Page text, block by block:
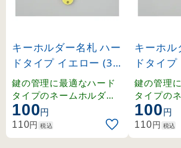
キーホルダー名札 ハー
ドタイプ イエロー (30
1003)
鍵の管理に最適なハード
タイプのネームホルダー
。豊富なカラーラインナ
ップで色分け管理も容易
です。
100円
110円 税込
キーホル
ドタイプ
04)
鍵の管理
タイプの
。豊富な
ップで色
です。
100円
110円 税込